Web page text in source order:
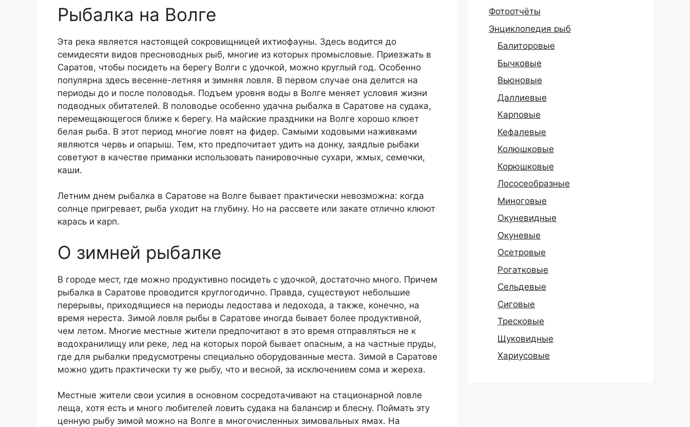
Рыбалка на Волге
Эта река является настоящей сокровищницей ихтиофауны. Здесь водится до
семидесяти видов пресноводных рыб, многие из которых промысловые. Приезжать в
Саратов, чтобы посидеть на берегу Волги с удочкой, можно круглый год. Особенно
популярна здесь весенне-летняя и зимняя ловля. В первом случае она делится на
периоды до и после половодья. Подъем уровня воды в Волге меняет условия жизни
подводных обитателей. В половодье особенно удачна рыбалка в Саратове на судака,
перемещающегося ближе к берегу. На майские праздники на Волге хорошо клюет
белая рыба. В этот период многие ловят на фидер. Самыми ходовыми наживками
являются червь и опарыш. Тем, кто предпочитает удить на донку, заядлые рыбаки
советуют в качестве приманки использовать панировочные сухари, жмых, семечки,
каши.
Летним днем рыбалка в Саратове на Волге бывает практически невозможна: когда
солнце пригревает, рыба уходит на глубину. Но на рассвете или закате отлично клюют
карась и карп.
О зимней рыбалке
В городе мест, где можно продуктивно посидеть с удочкой, достаточно много. Причем
рыбалка в Саратове проводится круглогодично. Правда, существуют небольшие
перерывы, приходящиеся на периоды ледостава и ледохода, а также, конечно, на
время нереста. Зимой ловля рыбы в Саратове иногда бывает более продуктивной,
чем летом. Многие местные жители предпочитают в это время отправляться не к
водохранилищу или реке, лед на которых порой бывает опасным, а на частные пруды,
где для рыбалки предусмотрены специально оборудованные места. Зимой в Саратове
можно удить практически ту же рыбу, что и весной, за исключением сома и жереха.
Местные жители свои усилия в основном сосредотачивают на стационарной ловле
леща, хотя есть и много любителей ловить судака на балансир и блесну. Поймать эту
ценную рыбу зимой можно на Волге в многочисленных зимовальных ямах. На
Фотоотчёты
Энциклопедия рыб
Балиторовые
Бычковые
Вьюновые
Даллиевые
Карповые
Кефалевые
Колюшковые
Корюшковые
Лососеобразные
Миноговые
Окуневидные
Окуневые
Осетровые
Рогатковые
Сельдевые
Сиговые
Тресковые
Щуковидные
Хариусовые